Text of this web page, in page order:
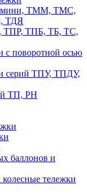
ТММ, ТМС,
ТДЯ
ТПР, ТПБ, ТБ, ТС,
с поворотной осью
серий ТПУ, ТПДУ,
ТП, PH
баллонов и
тележки